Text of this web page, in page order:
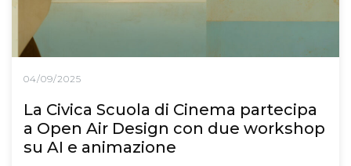
04/09/2025
La Civica Scuola di Cinema partecipa
a Open Air Design con due workshop
su AI e animazione